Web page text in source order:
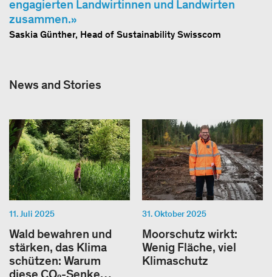
engagierten Landwirtinnen und Landwirten
zusammen.
Saskia Günther, Head of Sustainability Swisscom
News and Stories
11. Juli 2025
Wald bewahren und
stärken, das Klima
schützen: Warum
diese CO₂-Senke…
31. Oktober 2025
Moorschutz wirkt:
Wenig Fläche, viel
Klimaschutz